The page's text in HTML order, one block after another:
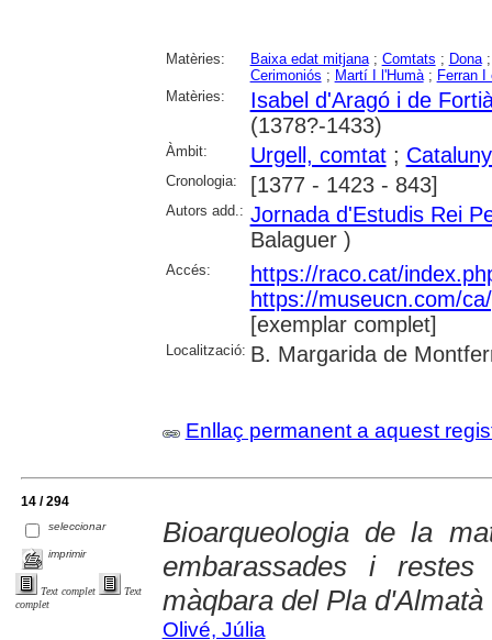
Matèries: Baixa edat mitjana; Comtats ; Dona
Cerimoniós ; Martí I l'Humà; Ferran I
Matèries:
Isabel d'Aragó i de
(1378?-1433)
Àmbit: Urgell, comtat;
Cronologia: [1377 - 1423 - 843]
Autors add.: Jornada d'Estudis Rei
Balaguer )
Accés:
https://raco.cat/
https://museucn.com/
[exemplar complet]
Localització: B. Margarida de
Enllaç permanent a aquest
14 / 294
seleccionar
imprimir
Text complet
Text
complet
Bioarqueologia de la
embarassades i
màqbara del Pla
Olivé, Júlia